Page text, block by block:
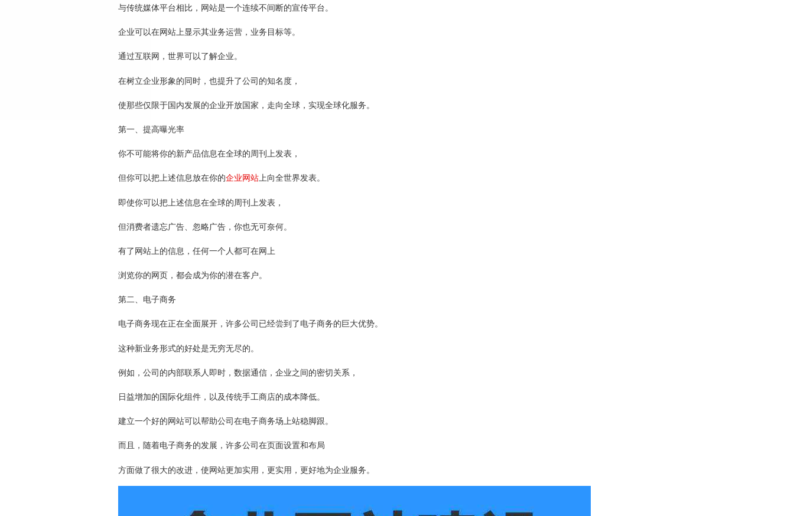
与传统媒体平台相比，网站是一个连续不间断的宣传平台。
企业可以在网站上显示其业务运营，业务目标等。
通过互联网，世界可以了解企业。
在树立企业形象的同时，也提升了公司的知名度，
使那些仅限于国内发展的企业开放国家，走向全球，实现全球化服务。
第一、提高曝光率
你不可能将你的新产品信息在全球的周刊上发表，
但你可以把上述信息放在你的企业网站上向全世界发表。
即使你可以把上述信息在全球的周刊上发表，
但消费者遗忘广告、忽略广告，你也无可奈何。
有了网站上的信息，任何一个人都可在网上
浏览你的网页，都会成为你的潜在客户。
第二、电子商务
电子商务现在正在全面展开，许多公司已经尝到了电子商务的巨大优势。
这种新业务形式的好处是无穷无尽的。
例如，公司的内部联系人即时，数据通信，企业之间的密切关系，
日益增加的国际化组件，以及传统手工商店的成本降低。
建立一个好的网站可以帮助公司在电子商务场上站稳脚跟。
而且，随着电子商务的发展，许多公司在页面设置和布局
方面做了很大的改进，使网站更加实用，更实用，更好地为企业服务。